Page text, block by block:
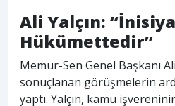
Ali Yalçın:
Hükümettedir”
Memur-Sen Genel Başkanı
sonuçlanan görüşmelerin
yaptı. Yalçın, kamu